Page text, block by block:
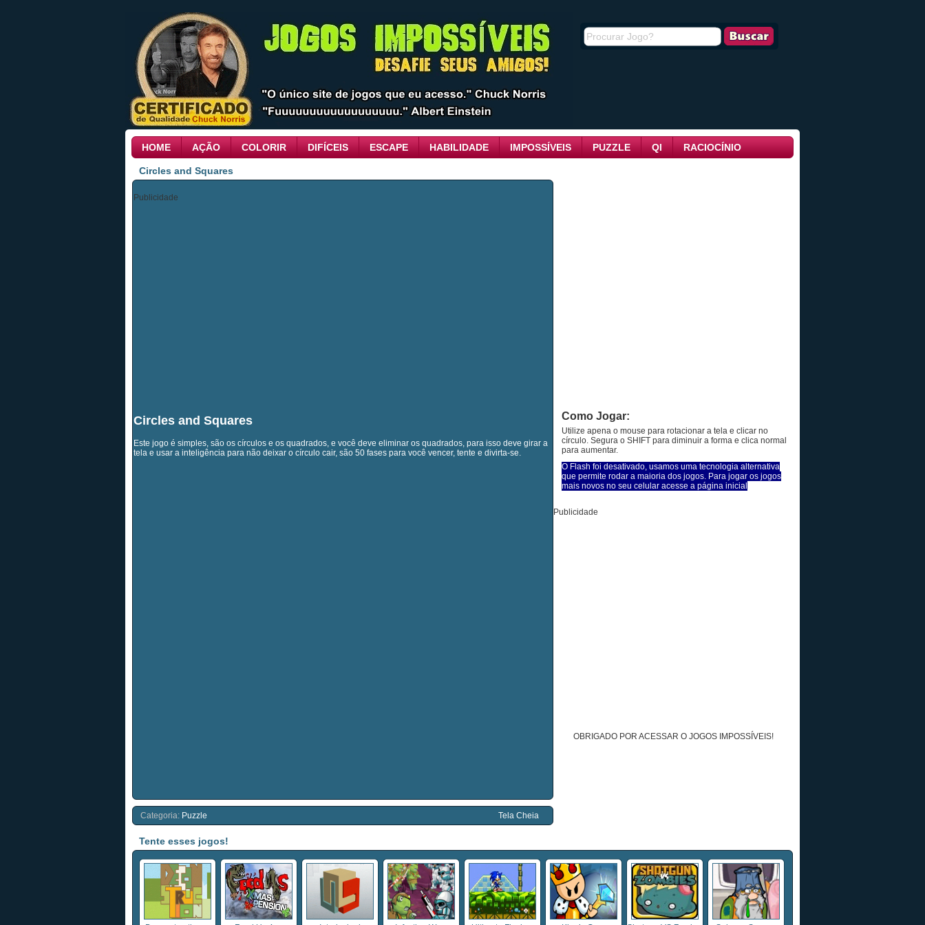
HOME AÇÃO COLORIR DIFÍCEIS ESCAPE HABILIDADE IMPOSSÍVEIS PUZZLE QI RACIOCÍNIO
Circles and Squares
Publicidade
Circles and Squares
Este jogo é simples, são os círculos e os quadrados, e você deve eliminar os quadrados, para isso deve girar a
tela e usar a inteligência para não deixar o círculo cair, são 50 fases para você vencer, tente e divirta-se.
Categoria: Puzzle Tela Cheia
Como Jogar:
Utilize apena o mouse para rotacionar a tela e clicar no
círculo. Segura o SHIFT para diminuir a forma e clica normal
para aumentar.
O Flash foi desativado, usamos uma tecnologia alternativa
que permite rodar a maioria dos jogos. Para jogar os jogos
mais novos no seu celular acesse a página inicial
Publicidade
OBRIGADO POR ACESSAR O JOGOS IMPOSSÍVEIS!
Tente esses jogos!